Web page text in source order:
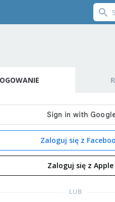
Zaloguj się z
Zaloguj się z Apple
LUB